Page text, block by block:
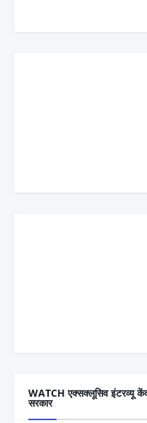
WATCH एक्सक्लूसिव इंटरव्यू
सरकार